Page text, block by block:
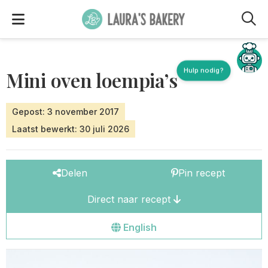
Mini oven loempia’s
Gepost: 3 november 2017
Laatst bewerkt: 30 juli 2026
Delen Pin recept
English
Direct naar recept
Hulp nodig?